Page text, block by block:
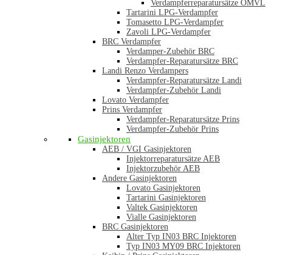
Verdampferreparatursätze OMVL
Tartarini LPG-Verdampfer
Tomasetto LPG-Verdampfer
Zavoli LPG-Verdampfer
BRC Verdampfer
Verdamper-Zubehör BRC
Verdampfer-Reparatursätze BRC
Landi Renzo Verdampers
Verdampfer-Reparatursätze Landi
Verdampfer-Zubehör Landi
Lovato Verdampfer
Prins Verdampfer
Verdampfer-Reparatursätze Prins
Verdampfer-Zubehör Prins
Gasinjektoren
AEB / VGI Gasinjektoren
Injektorreparatursätze AEB
Injektorzubehör AEB
Andere Gasinjektoren
Lovato Gasinjektoren
Tartarini Gasinjektoren
Valtek Gasinjektoren
Vialle Gasinjektoren
BRC Gasinjektoren
Alter Typ IN03 BRC Injektoren
Typ IN03 MY09 BRC Injektoren